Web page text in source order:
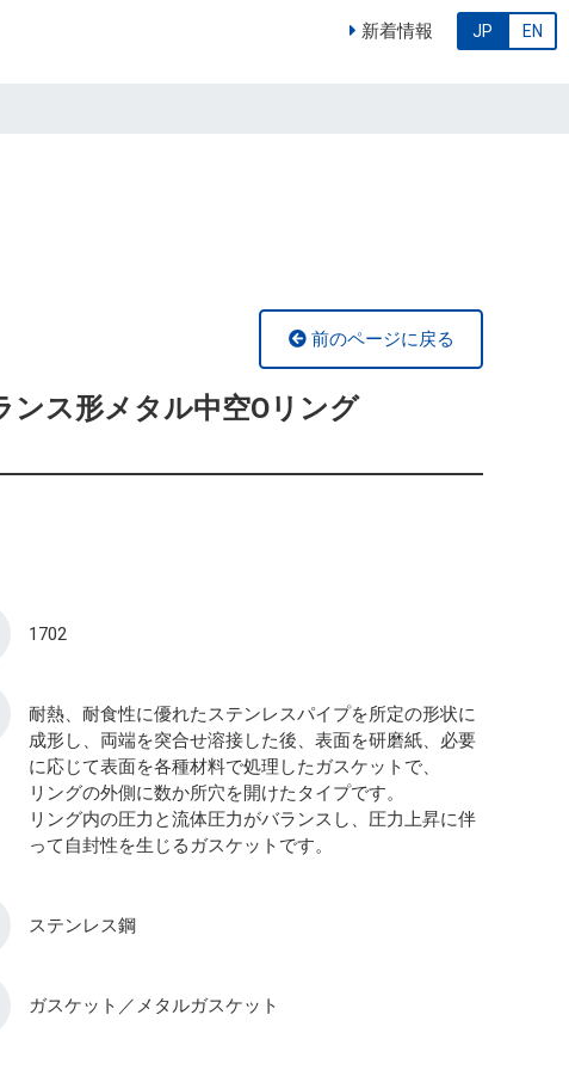
新着情報 JP EN
前のページに戻る
ス形メタル中空Oリング
1702
耐熱、耐食性に優れたステンレスパイプを所定の形状に
成形し、両端を突合せ溶接した後、表面を研磨紙、必要
に応じて表面を各種材料で処理したガスケットで、
リングの外側に数か所穴を開けたタイプです。
リング内の圧力と流体圧力がバランスし、圧力上昇に伴
って自封性を生じるガスケットです。
ステンレス鋼
ガスケット／メタルガスケット